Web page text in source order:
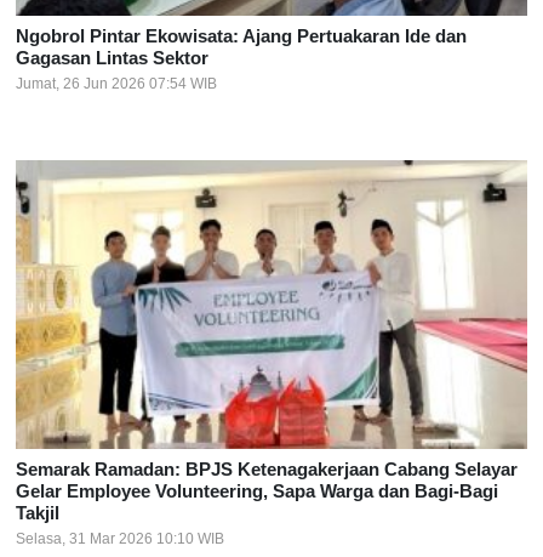
Ngobrol Pintar Ekowisata: Ajang Pertuakaran Ide dan
Gagasan Lintas Sektor
Jumat, 26 Jun 2026 07:54 WIB
Semarak Ramadan: BPJS Ketenagakerjaan Cabang Selayar
Gelar Employee Volunteering, Sapa Warga dan Bagi-Bagi
Takjil
Selasa, 31 Mar 2026 10:10 WIB